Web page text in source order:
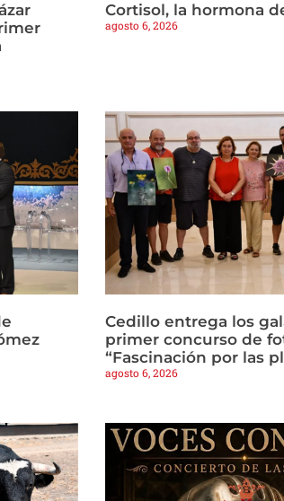
Cortisol, la hormona
agosto 6, 2026
Cedillo entrega los
primer concurso de
“Fascinación por las
agosto 6, 2026